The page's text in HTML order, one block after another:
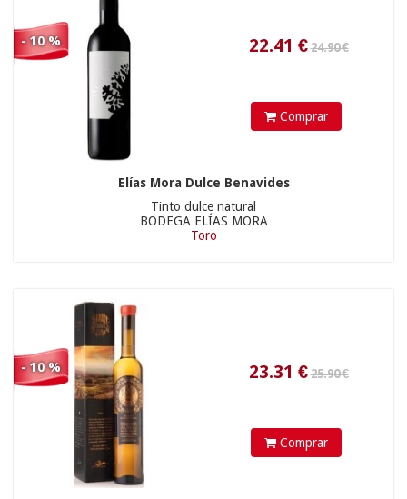
- 10 %
Comprar
Elías Mora Dulce Benavides
Tinto dulce natural
BODEGA ELÍAS MORA
Toro
- 10 %
Comprar